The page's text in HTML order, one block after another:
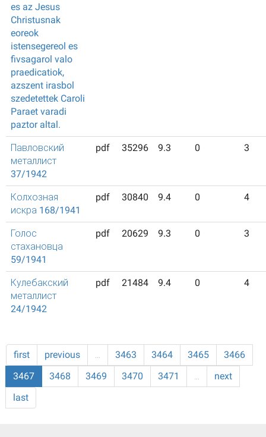
es az Jesus
Christusnak
eoreok
istensegereol es
fivsagarol valo
praedicatiok,
azszent irasbol
szedetettek Caroli
Paraet varadi
paztor altal.
Павловский
металлист
37/1942
pdf 35296 9.3 0 3
Колхозная
искра 168/1941
pdf 30840 9.4 0 4
Голос
стахановца
59/1941
pdf 20629 9.3 0 3
Кулебакский
металлист
24/1942
pdf 21484 9.4 0 4
first previous … 3463 3464 3465
3466
3467
3468 3469 3470 3471 …
next
last